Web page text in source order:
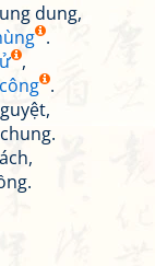
dung,
.
,
.